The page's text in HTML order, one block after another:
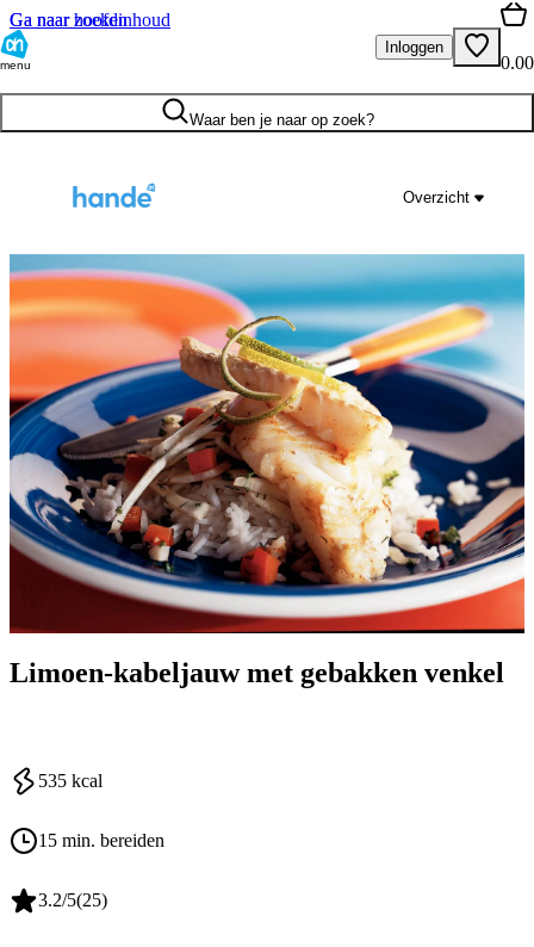
Ga naar hoofdinhoud
Ga naar zoeken
menu
Inloggen
0.00
Waar ben je naar op zoek?
Overzicht
Limoen-kabeljauw met gebakken venkel
535 kcal
15 min. bereiden
3.2/5(25)